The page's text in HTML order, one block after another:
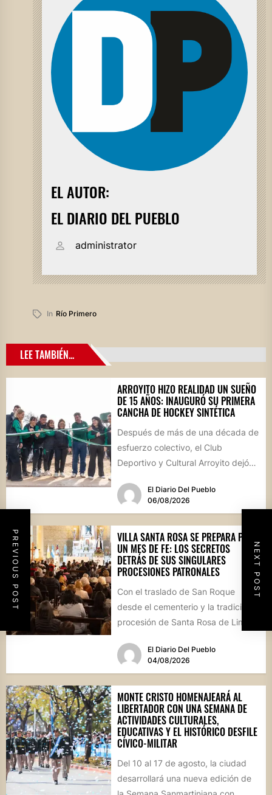
EL AUTOR:
EL DIARIO DEL PUEBLO
administrator
In Río Primero
PREVIOUS POST NEXT POST
LEE TAMBIÉN...
ARROYITO HIZO REALIDAD UN SUEÑO
DE 15 AÑOS: INAUGURÓ SU PRIMERA
CANCHA DE HOCKEY SINTÉTICA
Después de más de una década de
esfuerzo colectivo, el Club
Deportivo y Cultural Arroyito dejó
cancha...El Diario Del Pueblo
06/08/2026
VILLA SANTA ROSA SE PREPARA PARA
UN MES DE FE: LOS SECRETOS
DETRÁS DE SUS SINGULARES
PROCESIONES PATRONALES
Con el traslado de San Roque
desde el cementerio y la tradicional
procesión de Santa Rosa de Lima,
El Diario Del Pueblo
04/08/2026
MONTE CRISTO HOMENAJEARÁ AL
LIBERTADOR CON UNA SEMANA DE
ACTIVIDADES CULTURALES,
EDUCATIVAS Y EL HISTÓRICO DESFILE
CÍVICO-MILITAR
Del 10 al 17 de agosto, la ciudad
desarrollará una nueva edición de